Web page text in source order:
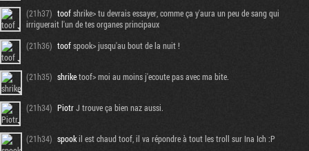
(21h37) toofshrike> tu devrais essayer, comme ça y'aura un peu de sang qui
irriguerait l'un de tes organes principaux
(21h36) toofspook> jusqu'au bout de la nuit !
(21h35) shriketoof> moi au moins j'ecoute pas avec ma bite.
(21h34) PiotrJ trouve ça bien naz aussi.
(21h34) spookil est chaud toof, il va répondre à tout les troll sur Ina Ich :P